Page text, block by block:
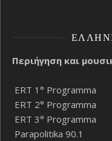
Περιήγηση και
ERT 1° Programma
ERT 2° Programma
ERT 3° Programma
Parapolitika 90.1